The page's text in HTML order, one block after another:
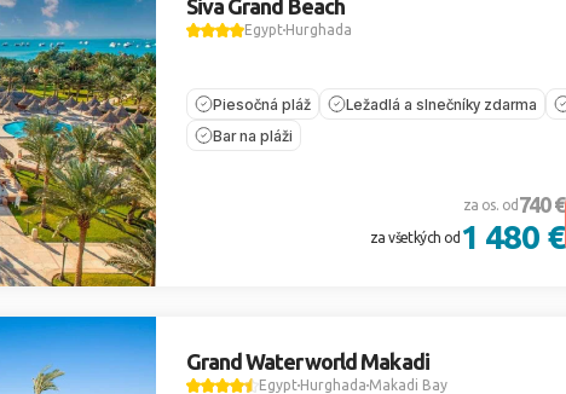
Siva Grand Beach
EgyptHurghada
Piesočná pláž Ležadlá a slnečníky zdarma
Bar na pláži
za os. od 740 €
za všetkých od 1 480 €
Grand Waterworld Makadi
EgyptHurghadaMakadi Bay